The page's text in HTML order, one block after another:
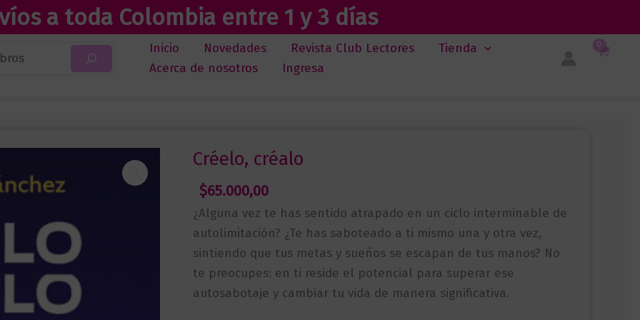
a toda Colombia entre 1 y 3 días
Inicio Novedades Revista Club Lectores
Tienda
Acerca de nosotros
Ingresa
Créelo, créalo
$65.000,00
¿Alguna vez te has sentido atrapado en un ciclo interminable de
autolimitación? ¿Te has saboteado a ti mismo una y otra vez,
sintiendo que tus metas y sueños se escapan de tus manos? No
te preocupes: en ti reside el potencial para superar ese
autosabotaje y cambiar tu vida de manera significativa.